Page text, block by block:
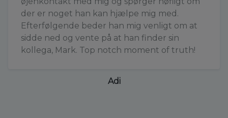
der er noget han kan hjælpe mig med.
Efterfølgende beder han mig venligt om at
sidde ned og vente på at han finder sin
kollega, Mark. Top notch moment of truth!
Adi